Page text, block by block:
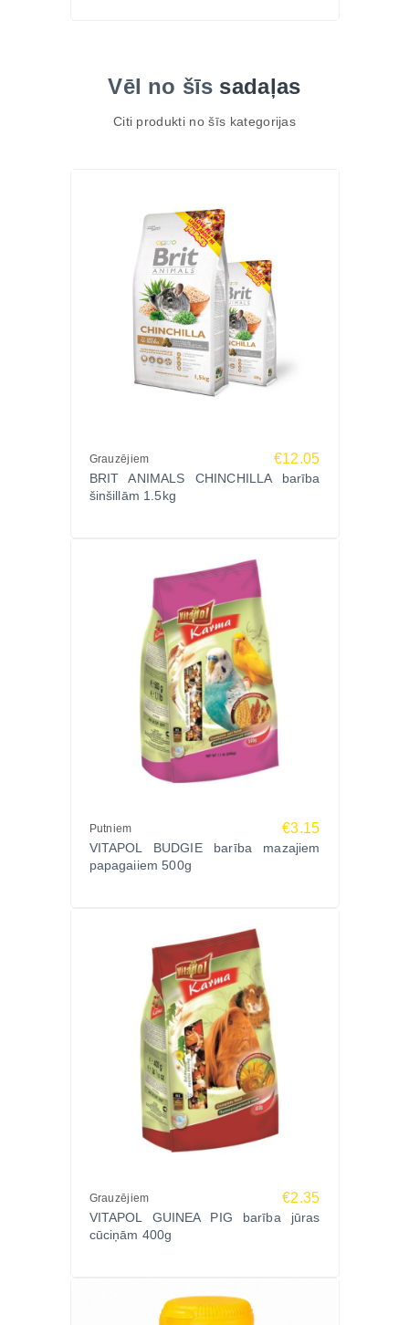
Vēl no šīs sadaļas
Citi produkti no šīs kategorijas
Grauzējiem €12.05
BRIT ANIMALS CHINCHILLA barība
šinšillām 1.5kg
Putniem €3.15
VITAPOL BUDGIE barība mazajiem
papagaiiem 500g
Grauzējiem €2.35
VITAPOL GUINEA PIG barība jūras
cūciņām 400g